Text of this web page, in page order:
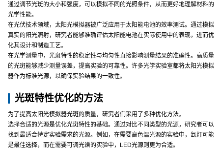
通过调节光斑的大小和强度，可以模拟不同的光照条件，从而更好地理解材料的
光学性能。
在光伏技术领域，太阳光模拟器被广泛应用于太阳能电池的效率测试。通过模拟
真实的阳光照射，研究者能够准确评估太阳能电池在实际使用中的表现，进而优
化其设计和制造工艺。
在光学测量中，光斑特性的稳定性与均匀性直接影响测量结果的准确性。高质量
的光斑能够减少测量误差，提高实验的可靠性。许多光学实验室都将太阳光模拟
器作为标准光源，以确保实验结果的一致性。
光斑特性优化的方法
为了提高太阳光模拟器光斑的质量，研究者们采用了多种优化方法。
选择合适的光源是优化光斑特性的基础。通过对比不同类型的光源，研究者可以
找到最适合特定实验需求的光源。例如，在需要高色温光源的实验中，氙灯可能
是最佳选择，而在需要可调光谱的实验中，LED光源则更为合适。